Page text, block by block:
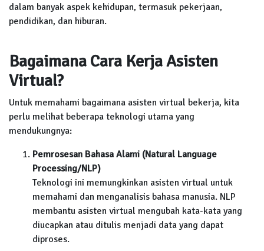
dalam banyak aspek kehidupan, termasuk pekerjaan,
pendidikan, dan hiburan.
Bagaimana Cara Kerja Asisten
Virtual?
Untuk memahami bagaimana asisten virtual bekerja, kita
perlu melihat beberapa teknologi utama yang
mendukungnya:
Pemrosesan Bahasa Alami (Natural Language
Processing/NLP)
Teknologi ini memungkinkan asisten virtual untuk
memahami dan menganalisis bahasa manusia. NLP
membantu asisten virtual mengubah kata-kata yang
diucapkan atau ditulis menjadi data yang dapat
diproses.